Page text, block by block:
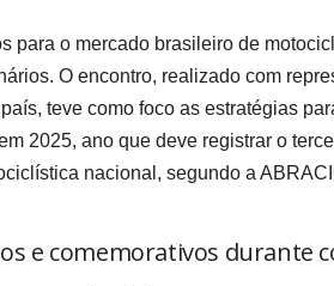
para o mercado brasileiro de
O encontro, realizado com
teve como foco as estratégias
2025, ano que deve registrar o
nacional, segundo a
e comemorativos durante